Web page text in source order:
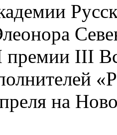
премии III
на